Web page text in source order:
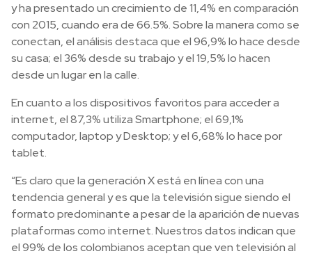
y ha presentado un crecimiento de 11,4% en comparación
con 2015, cuando era de 66.5%. Sobre la manera como se
conectan, el análisis destaca que el 96,9% lo hace desde
su casa; el 36% desde su trabajo y el 19,5% lo hacen
desde un lugar en la calle.
En cuanto a los dispositivos favoritos para acceder a
internet, el 87,3% utiliza Smartphone; el 69,1%
computador, laptop y Desktop; y el 6,68% lo hace por
tablet.
“Es claro que la generación X está en línea con una
tendencia general y es que la televisión sigue siendo el
formato predominante a pesar de la aparición de nuevas
plataformas como internet. Nuestros datos indican que
el 99% de los colombianos aceptan que ven televisión al